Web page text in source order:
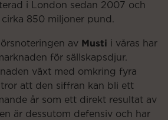
i London sedan 2007 och
850 miljoner pund.
av Musti i våras har
för sällskapsdjur.
växt med omkring fyra
att den siffran kan bli ett
år som ett direkt resultat av
är dessutom defensiv och har